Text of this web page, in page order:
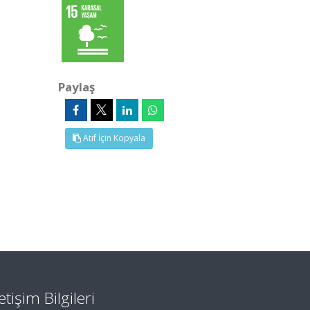
Paylaş
Atıf İçin Kopyala
Bilgileri